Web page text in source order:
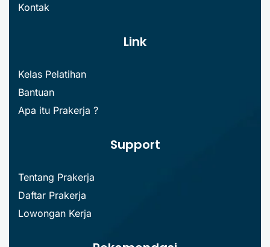
Kontak
Link
Kelas Pelatihan
Bantuan
Apa itu Prakerja ?
Support
Tentang Prakerja
Daftar Prakerja
Lowongan Kerja